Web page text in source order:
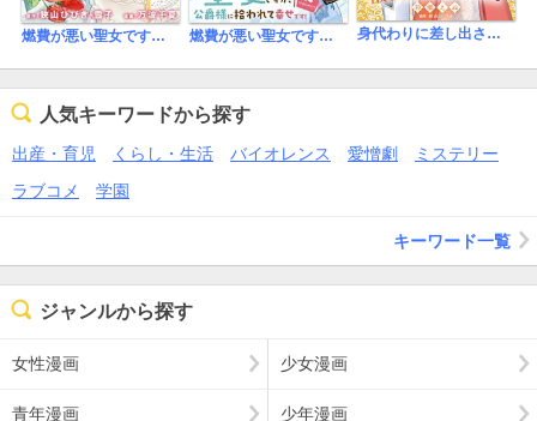
燃費が悪い聖女ですが、公爵様に拾われて幸せです！（ごはん的に♪）（コミック） 燃費が悪い聖女ですが、公爵様に拾われて幸せです！（ごはん的に♪）（コミック）【分冊版】 身代わりに差し出された幽霊令嬢は伯爵様の最愛花嫁になりました
人気キーワードから探す
出産・育児 くらし・生活 バイオレンス 愛憎劇
ミステリー
ラブコメ
学園
キーワード一覧
ジャンルから探す
女性漫画 少女漫画
青年漫画 少年漫画